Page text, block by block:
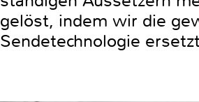
gelöst, indem wir die
Sendetechnologie